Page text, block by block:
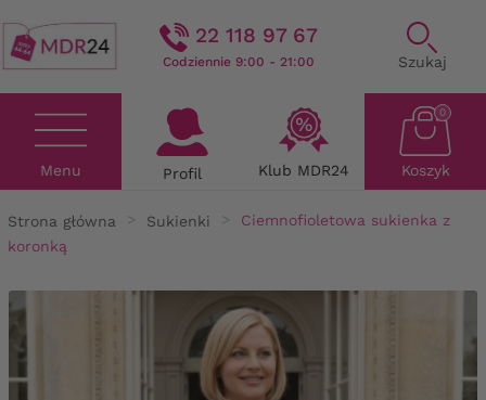
22 118 97 67
Codziennie 9:00 - 21:00 Szukaj
Menu Profil Klub MDR24 Koszyk
0
Strona główna Sukienki
Ciemnofioletowa sukienka z
koronką